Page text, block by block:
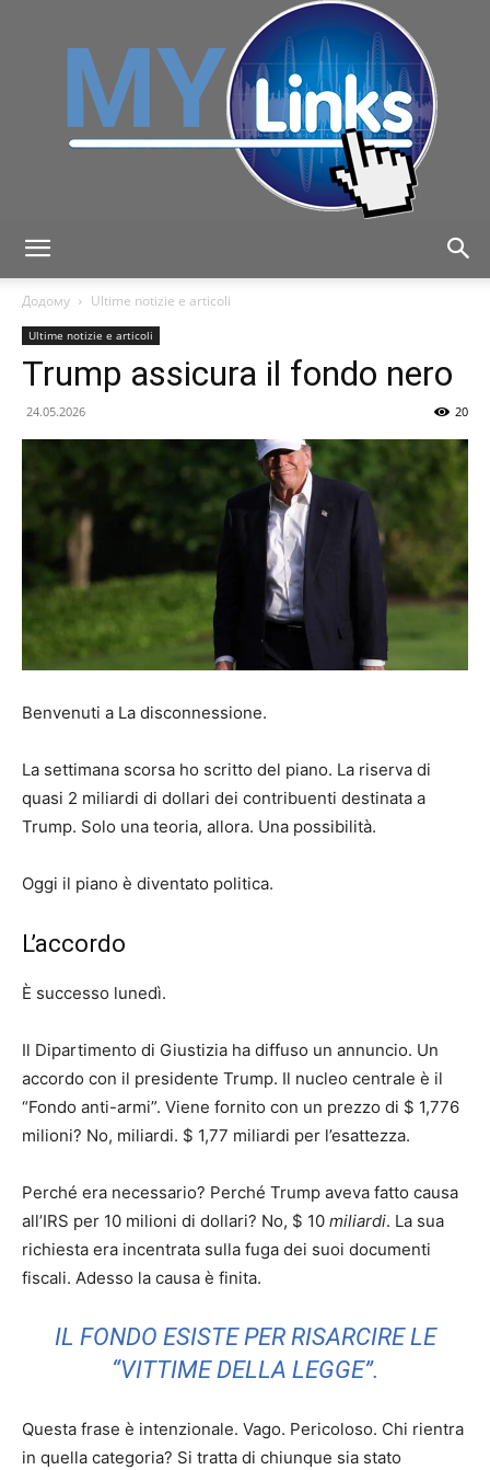
Додому
Ultime notizie e articoli
Ultime notizie e articoli
Trump assicura il fondo nero
24.05.2026 20
Benvenuti a La disconnessione.
La settimana scorsa ho scritto del piano. La riserva di
quasi 2 miliardi di dollari dei contribuenti destinata a
Trump. Solo una teoria, allora. Una possibilità.
Oggi il piano è diventato politica.
L’accordo
È successo lunedì.
Il Dipartimento di Giustizia ha diffuso un annuncio. Un
accordo con il presidente Trump. Il nucleo centrale è il
“Fondo anti-armi”. Viene fornito con un prezzo di $ 1,776
milioni? No, miliardi. $ 1,77 miliardi per l’esattezza.
Perché era necessario? Perché Trump aveva fatto causa
all’IRS per 10 milioni di dollari? No, $ 10 miliardi. La sua
richiesta era incentrata sulla fuga dei suoi documenti
fiscali. Adesso la causa è finita.
IL FONDO ESISTE PER RISARCIRE LE
“VITTIME DELLA LEGGE”.
Questa frase è intenzionale. Vago. Pericoloso. Chi rientra
in quella categoria? Si tratta di chiunque sia stato